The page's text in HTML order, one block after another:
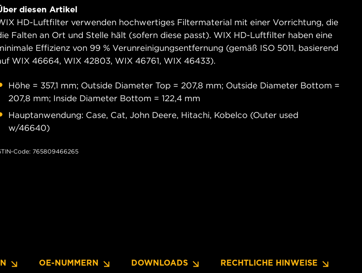
diesen Artikel
HD-Luftfilter verwenden hochwertiges Filtermaterial mit einer Vorrichtung, die
Falten an Ort und Stelle hält (sofern diese passt). WIX HD-Luftfilter haben eine
Effizienz von 99 % Verunreinigungsentfernung (gemäß ISO 5011, basierend
WIX 46664, WIX 42803, WIX 46761, WIX 46433).
Höhe = 357,1 mm; Outside Diameter Top = 207,8 mm; Outside Diameter Bottom =
207,8 mm; Inside Diameter Bottom = 122,4 mm
Hauptanwendung: Case, Cat, John Deere, Hitachi, Kobelco (Outer used
w/46640)
Code: 765809466265
OE-NUMMERN DOWNLOADS RECHTLICHE HINWEISE